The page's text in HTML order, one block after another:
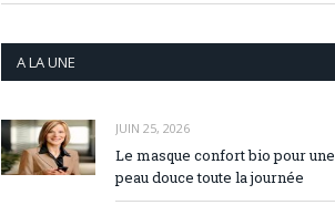
A LA UNE
JUIN 25, 2026
Le masque confort bio pour une
peau douce toute la journée